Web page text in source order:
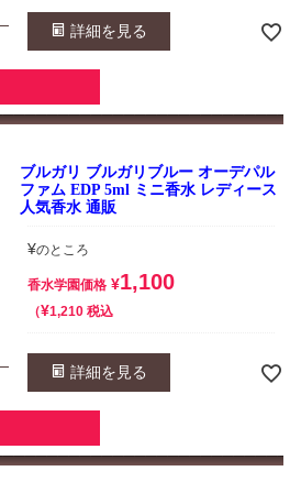
詳細を見る
ブルガリ ブルガリブルー オーデパル
ファム EDP 5ml ミニ香水 レディース
人気香水 通販
¥のところ
香水学園価格 ¥1,100
¥1,210 税込
詳細を見る